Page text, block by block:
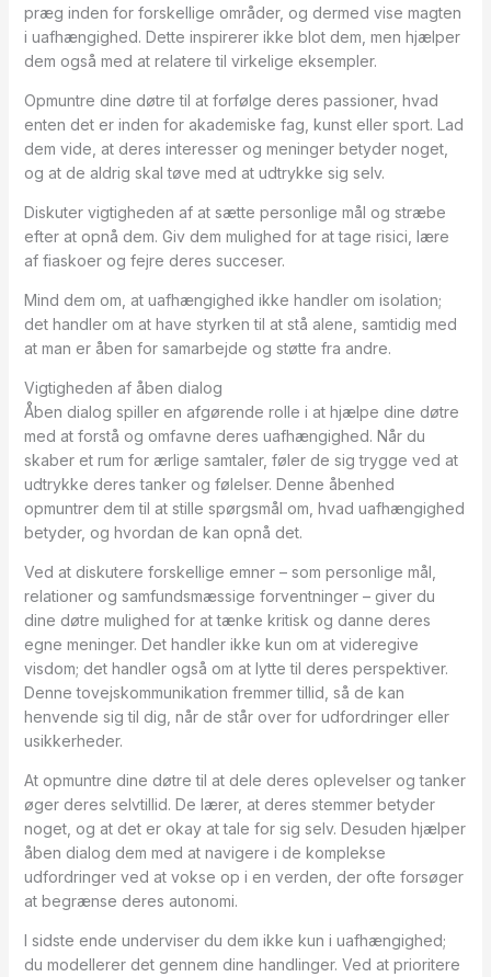
præg inden for forskellige områder, og dermed vise magten
i uafhængighed. Dette inspirerer ikke blot dem, men hjælper
dem også med at relatere til virkelige eksempler.
Opmuntre dine døtre til at forfølge deres passioner, hvad
enten det er inden for akademiske fag, kunst eller sport. Lad
dem vide, at deres interesser og meninger betyder noget,
og at de aldrig skal tøve med at udtrykke sig selv.
Diskuter vigtigheden af at sætte personlige mål og stræbe
efter at opnå dem. Giv dem mulighed for at tage risici, lære
af fiaskoer og fejre deres succeser.
Mind dem om, at uafhængighed ikke handler om isolation;
det handler om at have styrken til at stå alene, samtidig med
at man er åben for samarbejde og støtte fra andre.
Vigtigheden af åben dialog
Åben dialog spiller en afgørende rolle i at hjælpe dine døtre
med at forstå og omfavne deres uafhængighed. Når du
skaber et rum for ærlige samtaler, føler de sig trygge ved at
udtrykke deres tanker og følelser. Denne åbenhed
opmuntrer dem til at stille spørgsmål om, hvad uafhængighed
betyder, og hvordan de kan opnå det.
Ved at diskutere forskellige emner – som personlige mål,
relationer og samfundsmæssige forventninger – giver du
dine døtre mulighed for at tænke kritisk og danne deres
egne meninger. Det handler ikke kun om at videregive
visdom; det handler også om at lytte til deres perspektiver.
Denne tovejskommunikation fremmer tillid, så de kan
henvende sig til dig, når de står over for udfordringer eller
usikkerheder.
At opmuntre dine døtre til at dele deres oplevelser og tanker
øger deres selvtillid. De lærer, at deres stemmer betyder
noget, og at det er okay at tale for sig selv. Desuden hjælper
åben dialog dem med at navigere i de komplekse
udfordringer ved at vokse op i en verden, der ofte forsøger
at begrænse deres autonomi.
I sidste ende underviser du dem ikke kun i uafhængighed;
du modellerer det gennem dine handlinger. Ved at prioritere